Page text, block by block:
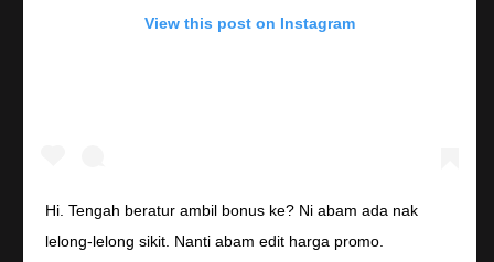
View this post on Instagram
Hi. Tengah beratur ambil bonus ke? Ni abam ada nak
lelong-lelong sikit. Nanti abam edit harga promo.